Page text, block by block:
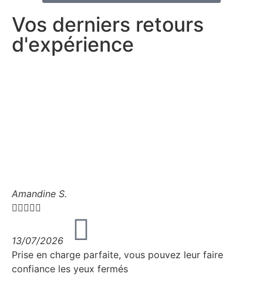
Vos derniers retours
d'expérience
Amandine S.

13/07/2026
Prise en charge parfaite, vous pouvez leur faire
confiance les yeux fermés